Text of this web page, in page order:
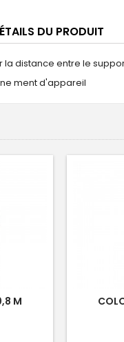
DU PRODUIT
la distance entre le
ment d'appareil
M